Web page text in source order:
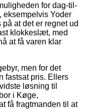
for dag-til-
eksempelvis Yoder
at det er regnet ud
klokkeslæt, med
at få varen klar
men for det
fastsat pris. Ellers
løsning til
i Køge,
få fragtmanden til at